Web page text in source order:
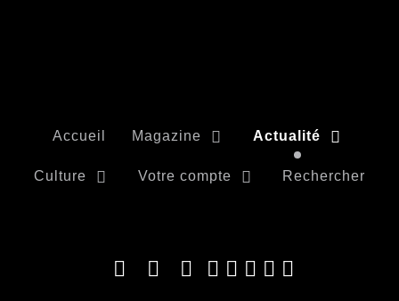
Accueil Magazine Actualité
Culture Votre compte Rechercher